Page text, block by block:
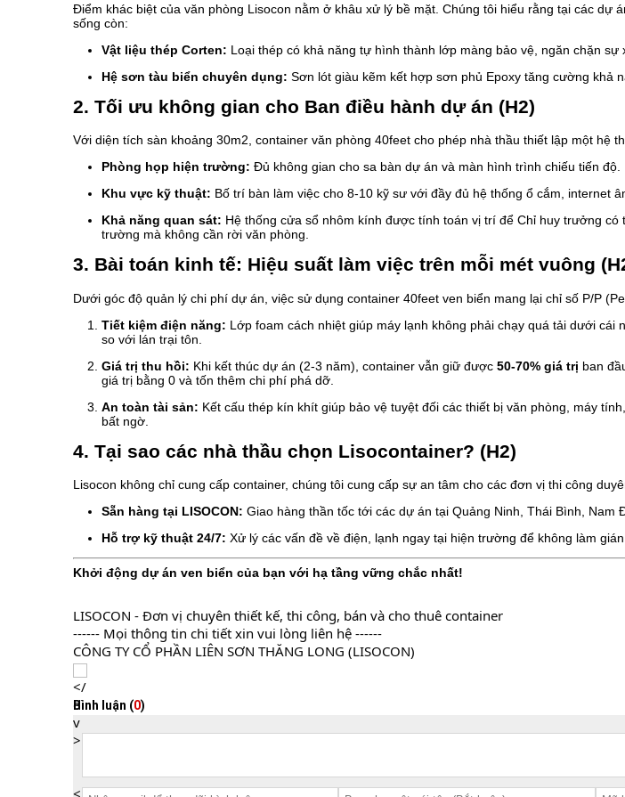
Điểm khác biệt của văn phòng Lisocon nằm ở khâu xử lý bề mặt. Chúng tôi hiểu rằng tại các dự
sống còn:
Vật liệu thép Corten: Loại thép có khả năng tự hình thành lớp màng bảo vệ, ngăn chặn sự
Hệ sơn tàu biển chuyên dụng: Sơn lót giàu kẽm kết hợp sơn phủ Epoxy tăng cường khả
2. Tối ưu không gian cho Ban điều hành dự án (H2)
Với diện tích sàn khoảng 30m2 , container văn phòng 40feet cho phép nhà thầu thiết lập một hệ
Phòng họp hiện trường: Đủ không gian cho sa bàn dự án và màn hình trình chiếu tiến độ.
Khu vực kỹ thuật: Bố trí bàn làm việc cho 8-10 kỹ sư với đầy đủ hệ thống ổ cắm, internet
Khả năng quan sát: Hệ thống cửa sổ nhôm kính được tính toán vị trí để Chỉ huy trưởng có
trường mà không cần rời văn phòng.
3. Bài toán kinh tế: Hiệu suất làm việc trên mỗi mét vuông
Dưới góc độ quản lý chi phí dự án, việc sử dụng container 40feet ven biển mang lại chỉ số P/P
Tiết kiệm điện năng: Lớp foam cách nhiệt giúp máy lạnh không phải chạy quá tải dưới cái
so với lán trại tôn.
Giá trị thu hồi: Khi kết thúc dự án (2-3 năm), container vẫn giữ được 50-70% giá trị ban
giá trị bằng 0 và tốn thêm chi phí phá dỡ.
An toàn tài sản: Kết cấu thép kín khít giúp bảo vệ tuyệt đối các thiết bị văn phòng, máy
bất ngờ.
4. Tại sao các nhà thầu chọn Lisocontainer? (H2)
Lisocon không chỉ cung cấp container, chúng tôi cung cấp sự an tâm cho các đơn vị thi công
Sẵn hàng tại LISOCON: Giao hàng thần tốc tới các dự án tại Quảng Ninh, Thái Bình, Nam
Hỗ trợ kỹ thuật 24/7: Xử lý các vấn đề về điện, lạnh ngay tại hiện trường để không làm
Khởi động dự án ven biển của bạn với hạ tầng vững chắc nhất!
LISOCON - Đơn vị chuyên thiết kế, thi công, bán và cho thuê container
------ Mọi thông tin chi tiết xin vui lòng liên hệ ------
CÔNG TY CỔ PHẦN LIÊN SƠN THĂNG LONG (LISOCON)
Bình luận (0)